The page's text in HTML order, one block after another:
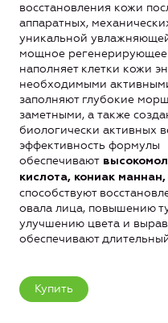
восстановления кожи
аппаратных,
уникальной
мощное регенерирующее
наполняет клетки кожи
необходимыми
заполняют глубокие
заметными, а также
биологически активных
эффективность формулы
обеспечивают
кислота, кониак
способствуют
овала лица, повышению
улучшению цвета и
обеспечивают
Купить